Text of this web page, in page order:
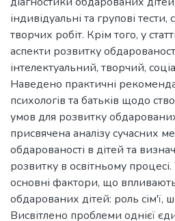
індивідуальні та групові
творчих робіт. Крім того, у
аспекти розвитку
інтелектуальний, творчий,
Наведено практичні
психологів та батьків щодо
умов для розвитку
присвячена аналізу сучасних
обдарованості в дітей та
розвитку в освітньому
основні фактори, що
обдарованих дітей: роль сім'ї,
Висвітлено проблеми однієї